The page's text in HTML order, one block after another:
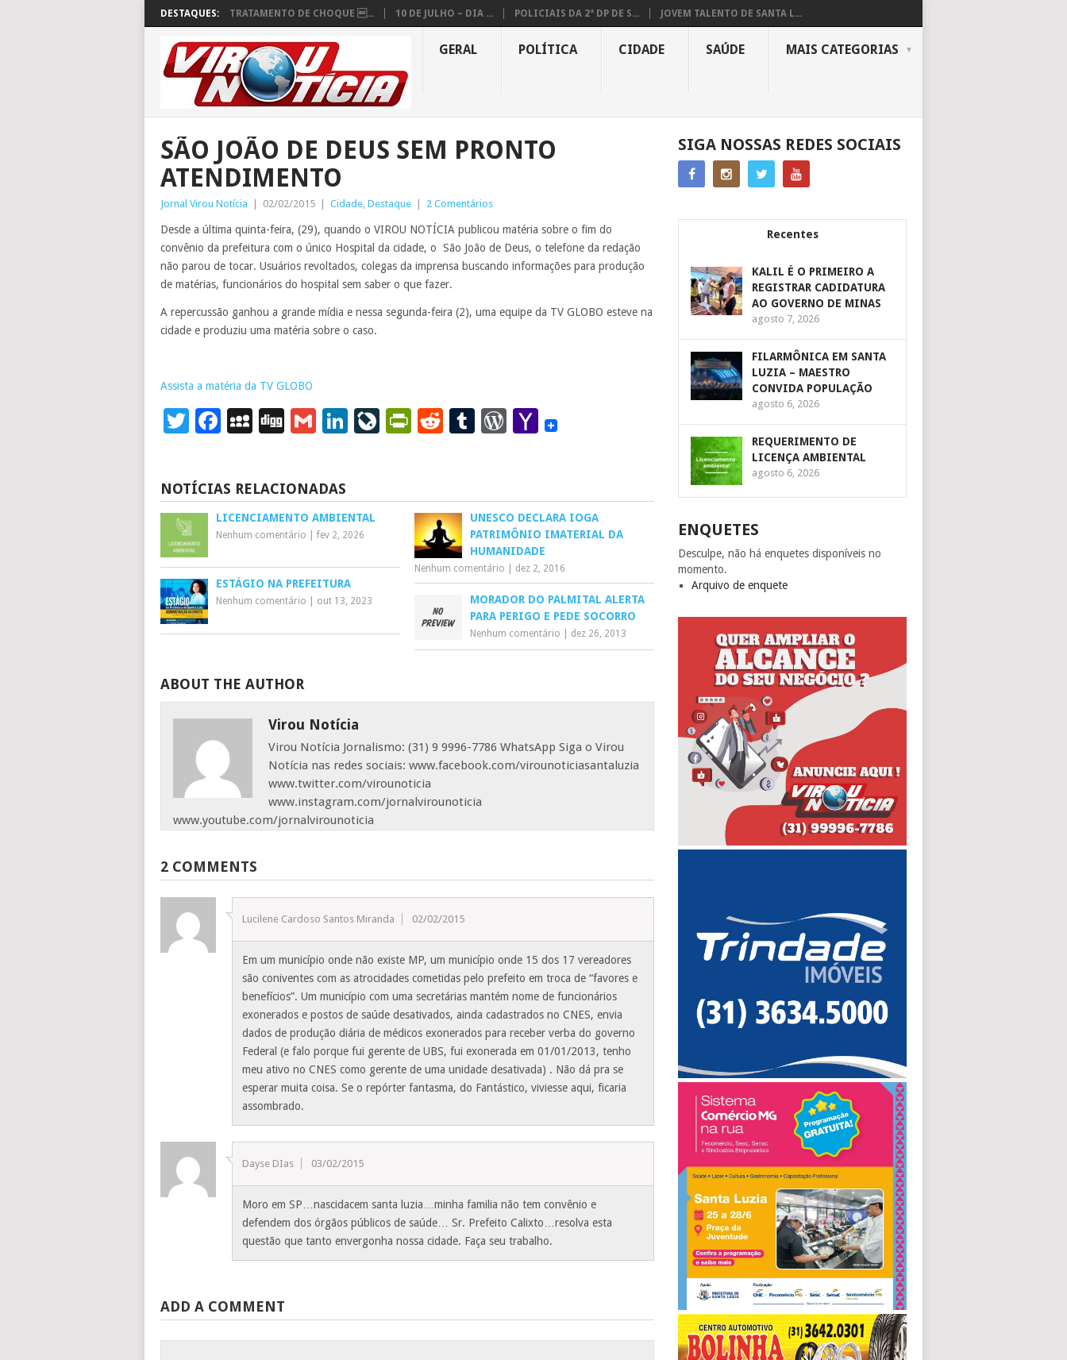
DESTAQUES: TRATAMENTO DE CHOQUE ... 10 DE JULHO – DIA ... POLICIAIS DA 2ª DP DE S... JOVEM TALENTO DE SANTA L...
GERAL POLÍTICA CIDADE SAÚDE MAIS CATEGORIAS
SÃO JOÃO DE DEUS SEM PRONTO
ATENDIMENTO
Jornal Virou Notícia 02/02/2015 Cidade, Destaque 2 Comentários
Desde a última quinta-feira, (29), quando o VIROU NOTÍCIA publicou matéria sobre o fim do
convênio da prefeitura com o único Hospital da cidade, o São João de Deus, o telefone da redação
não parou de tocar. Usuários revoltados, colegas da imprensa buscando informações para produção
de matérias, funcionários do hospital sem saber o que fazer.
A repercussão ganhou a grande mídia e nessa segunda-feira (2), uma equipe da TV GLOBO esteve na
cidade e produziu uma matéria sobre o caso.
Assista a matéria da TV GLOBO
Twitter
Facebook
MySpace
DiggGmailLinkedIn
LiveJournal
PrintFriendly
RedditTumblr
WordPress
Yahoo
NOTÍCIAS RELACIONADAS
LICENCIAMENTO AMBIENTAL
Nenhum comentário fev 2, 2026
UNESCO DECLARA IOGA
PATRIMÔNIO IMATERIAL DA
HUMANIDADE
Nenhum comentário dez 2, 2016
ESTÁGIO NA PREFEITURA
Nenhum comentário out 13, 2023
MORADOR DO PALMITAL ALERTA
PARA PERIGO E PEDE SOCORRO
Nenhum comentário dez 26, 2013
ABOUT THE AUTHOR
Virou Notícia
Virou Notícia Jornalismo: (31) 9 9996-7786 WhatsApp Siga o Virou
Notícia nas redes sociais: www.facebook.com/virounoticiasantaluzia
www.twitter.com/virounoticia
www.instagram.com/jornalvirounoticia
www.youtube.com/jornalvirounoticia
2 COMMENTS
Lucilene Cardoso Santos Miranda 02/02/2015
Em um município onde não existe MP, um município onde 15 dos 17 vereadores
são coniventes com as atrocidades cometidas pelo prefeito em troca de “favores e
benefícios”. Um município com uma secretárias mantém nome de funcionários
exonerados e postos de saúde desativados, ainda cadastrados no CNES, envia
dados de produção diária de médicos exonerados para receber verba do governo
Federal (e falo porque fui gerente de UBS, fui exonerada em 01/01/2013, tenho
meu ativo no CNES como gerente de uma unidade desativada) . Não dá pra se
esperar muita coisa. Se o repórter fantasma, do Fantástico, viviesse aqui, ficaria
assombrado.
Dayse DIas 03/02/2015
Moro em SP…nascidacem santa luzia…minha familia não tem convênio e
defendem dos órgãos públicos de saúde… Sr. Prefeito Calixto…resolva esta
questão que tanto envergonha nossa cidade. Faça seu trabalho.
ADD A COMMENT
SIGA NOSSAS REDES SOCIAIS
Recentes
KALIL É O PRIMEIRO A
REGISTRAR CADIDATURA
AO GOVERNO DE MINAS
agosto 7, 2026
FILARMÔNICA EM SANTA
LUZIA – MAESTRO
CONVIDA POPULAÇÃO
agosto 6, 2026
REQUERIMENTO DE
LICENÇA AMBIENTAL
agosto 6, 2026
ENQUETES
Desculpe, não há enquetes disponíveis no
momento.
Arquivo de enquete